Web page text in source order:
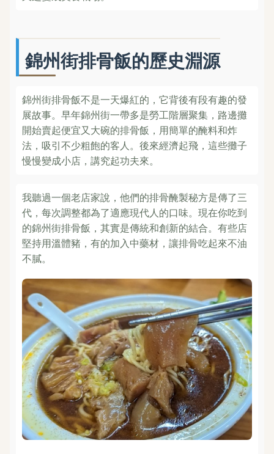
錦州街排骨飯的歷史淵源
錦州街排骨飯不是一天爆紅的，它背後有段有趣的發
展故事。早年錦州街一帶多是勞工階層聚集，路邊攤
開始賣起便宜又大碗的排骨飯，用簡單的醃料和炸
法，吸引不少粗飽的客人。後來經濟起飛，這些攤子
慢慢變成小店，講究起功夫來。
我聽過一個老店家說，他們的排骨醃製秘方是傳了三
代，每次調整都為了適應現代人的口味。現在你吃到
的錦州街排骨飯，其實是傳統和創新的結合。有些店
堅持用溫體豬，有的加入中藥材，讓排骨吃起來不油
不膩。